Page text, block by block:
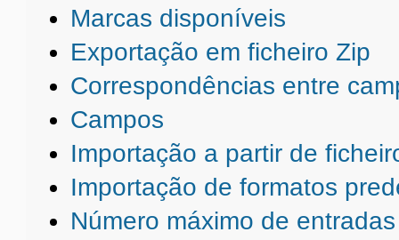
Marcas disponíveis
Exportação em ficheiro Zip
Correspondências entre
Campos
Importação a partir de
Importação de formatos
Número máximo de entradas